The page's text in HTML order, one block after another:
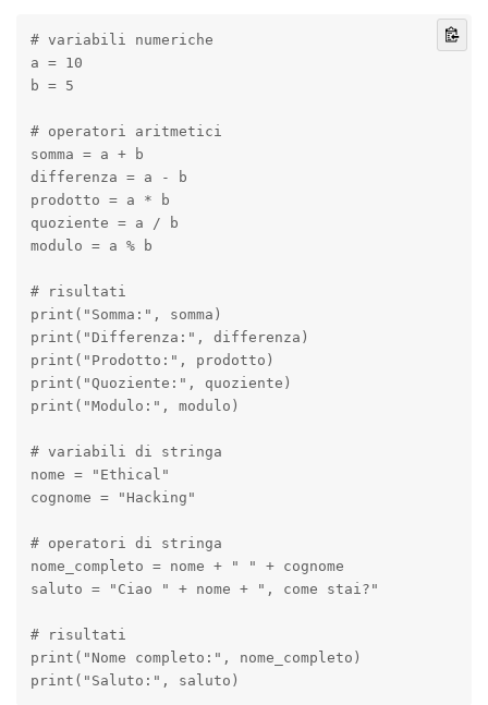
# variabili numeriche
a = 10
b = 5
# operatori aritmetici
somma = a + b
differenza = a - b
prodotto = a * b
quoziente = a / b
modulo = a % b
# risultati
print("Somma:", somma)
print("Differenza:", differenza)
print("Prodotto:", prodotto)
print("Quoziente:", quoziente)
print("Modulo:", modulo)
# variabili di stringa
nome = "Ethical"
cognome = "Hacking"
# operatori di stringa
nome_completo = nome + " " + cognome
saluto = "Ciao " + nome + ", come stai?"
# risultati
print("Nome completo:", nome_completo)
print("Saluto:", saluto)